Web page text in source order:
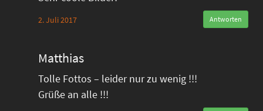
2. Juli 2017 Antworten
Matthias
Tolle Fottos – leider nur zu wenig !!!
Grüße an alle !!!